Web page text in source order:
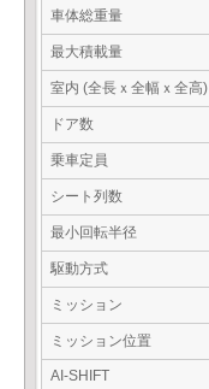
車体総重量
最大積載量
室内 (全長ｘ全幅ｘ全高)
ドア数
乗車定員
シート列数
最小回転半径
駆動方式
ミッション
ミッション位置
AI-SHIFT